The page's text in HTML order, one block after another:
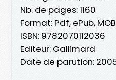
Nb. de pages: 1160
Format: Pdf, ePub,
ISBN: 9782070112036
Editeur: Gallimard
Date de parution: